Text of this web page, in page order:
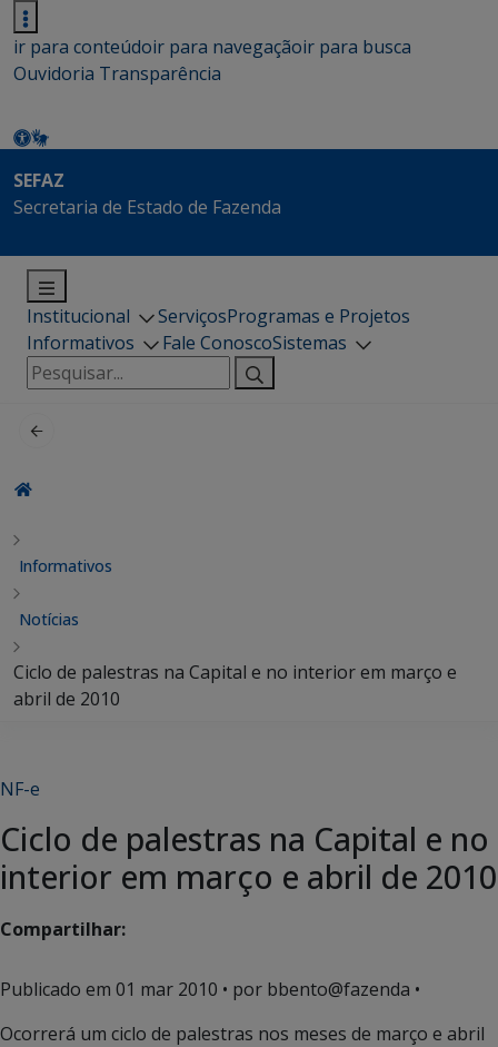
ir para conteúdoir para navegaçãoir para busca
Ouvidoria Transparência
SEFAZ
Secretaria de Estado de Fazenda
Institucional ServiçosProgramas e Projetos
Informativos
Fale ConoscoSistemas
Pesquisar
por:
Informativos
Notícias
Ciclo de palestras na Capital e no interior em março e
abril de 2010
NF-e
Ciclo de palestras na Capital e no
interior em março e abril de 2010
Compartilhar:
Publicado em 01 mar 2010 • por bbento@fazenda •
Ocorrerá um ciclo de palestras nos meses de março e abril